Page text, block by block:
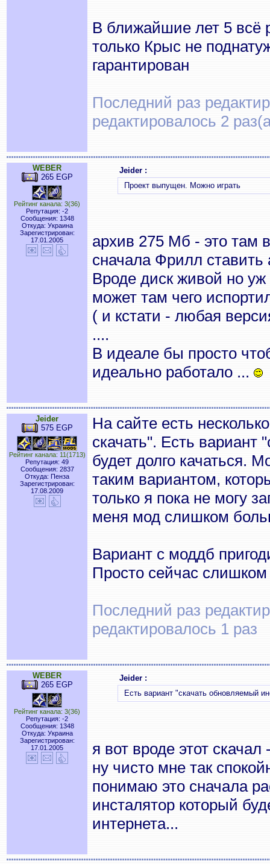
В ближайшие лет 5 всё
только Крыс не
гарантирован
Последний раз
редактировалось 2
WEBER
265 EGP
Рейтинг канала: 3(36)
Репутация: -2
Сообщения: 1348
Откуда: Украина
Зарегистрирован:
17.01.2005
Jeider :
Проект выпущен. Можно играть
архив 275 Мб - это там
сначала Фрилл ставить
Вроде диск живой но уж
может там чего
( и кстати - любая
....
В идеале бы просто
идеально работало ...
Jeider
575 EGP
Рейтинг канала: 11(1713)
Репутация: 49
Сообщения: 2837
Откуда: Пенза
Зарегистрирован:
17.08.2009
На сайте есть
скачать". Есть вариант
будет долго качаться.
таким вариантом,
только я пока не могу
меня мод слишком
Вариант с моддб
Просто сейчас
Последний раз
редактировалось 1 раз
WEBER
265 EGP
Рейтинг канала: 3(36)
Репутация: -2
Сообщения: 1348
Откуда: Украина
Зарегистрирован:
17.01.2005
Jeider :
Есть вариант "скачать обновляемый
я вот вроде этот
ну чисто мне так
понимаю это сначала
инсталятор который
интернета...